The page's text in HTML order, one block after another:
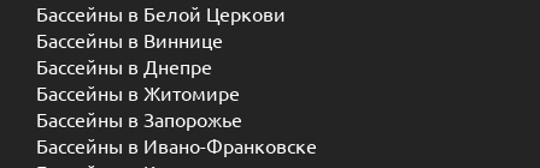
Бассейны в Белой Церкови
Бассейны в Виннице
Бассейны в Днепре
Бассейны в Житомире
Бассейны в Запорожье
Бассейны в Ивано-Франковске